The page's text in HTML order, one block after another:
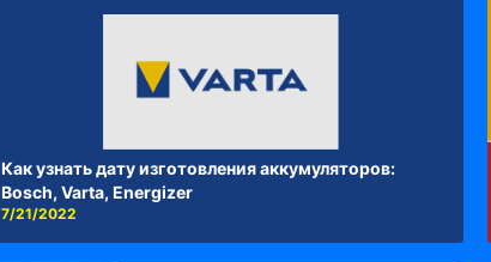
Как узнать дату изготовления аккумуляторов:
Bosch, Varta, Energizer
7/21/2022